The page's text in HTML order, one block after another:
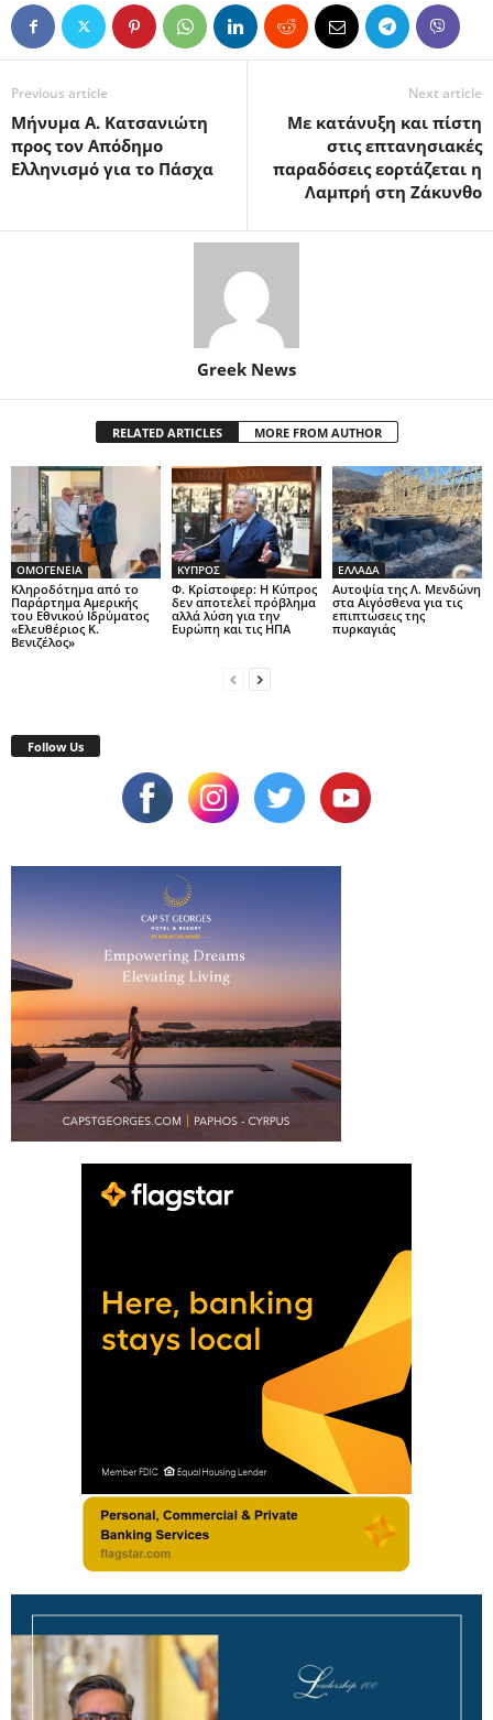
Previous article
Μήνυμα Α. Κατσανιώτη
προς τον Απόδημο
Ελληνισμό για το Πάσχα
Next article
Με κατάνυξη και πίστη
στις επτανησιακές
παραδόσεις εορτάζεται η
Λαμπρή στη Ζάκυνθο
Greek News
RELATED ARTICLES MORE FROM AUTHOR
ΟΜΟΓΕΝΕΙΑ
Κληροδότημα από το
Παράρτημα Αμερικής
του Εθνικού Ιδρύματος
«Ελευθέριος Κ.
Βενιζέλος»
ΚΥΠΡΟΣ
Φ. Κρίστοφερ: Η Κύπρος
δεν αποτελεί πρόβλημα
αλλά λύση για την
Ευρώπη και τις ΗΠΑ
ΕΛΛΑΔΑ
Αυτοψία της Λ. Μενδώνη
στα Αιγόσθενα για τις
επιπτώσεις της
πυρκαγιάς
Follow Us